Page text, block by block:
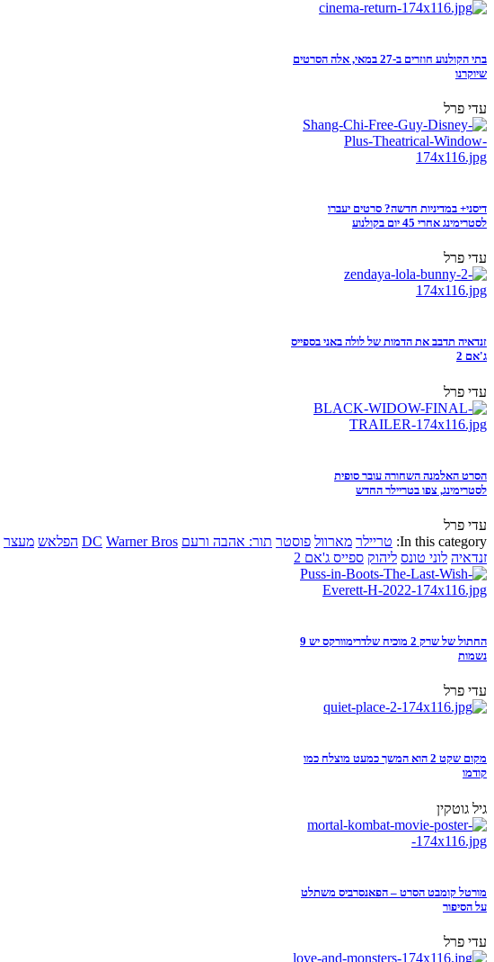
בתי הקולנוע חוזרים ב-27 במאי, אלה הסרטים
שיוקרנו
עדי פרל
דיסני+ במדיניות חדשה? סרטים יעברו
לסטרימינג אחרי 45 יום בקולנוע
עדי פרל
זנדאיה תדבב את הדמות של לולה באני בספייס
ג'אם 2
עדי פרל
הסרט האלמנה השחורה עובר סופית
לסטרימינג, צפו בטריילר החדש
עדי פרל
In this category: טריילר מארוול פוסטר תור: אהבה ורעם DC Warner Bros הפלאש מעצר
זנדאיה לוני טונס ליהוק ספייס ג'אם 2
החתול של שרק 2 מוכיח שלדרימוורקס יש 9
נשמות
עדי פרל
מקום שקט 2 הוא המשך כמעט מוצלח כמו
קודמו
גיל גוטקין
מורטל קומבט הסרט – הפאנסרביס משתלט
על הסיפור
עדי פרל